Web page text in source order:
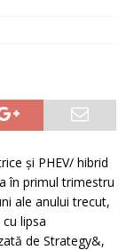
și PHEV/ hibrid
în primul trimestru
ale anului trecut,
lipsa
de Strategy&,